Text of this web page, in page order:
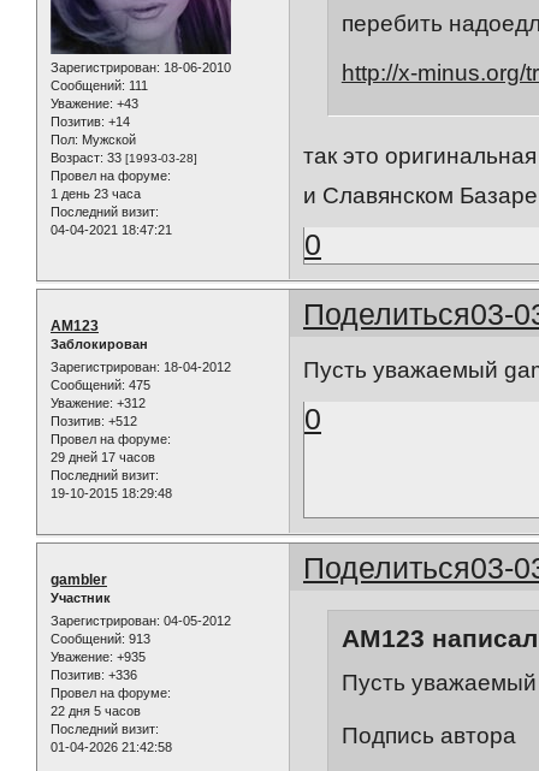
Зарегистрирован: 18-06-2010
Сообщений: 111
Уважение: +43
Позитив: +14
Пол: Мужской
Возраст: 33 [1993-03-28]
Провел на форуме:
1 день 23 часа
Последний визит:
04-04-2021 18:47:21
перебить
http://x-
так это
и Славянском
0
Поделиться03-
AM123
Заблокирован
Зарегистрирован: 18-04-2012
Сообщений: 475
Уважение: +312
Позитив: +512
Провел на форуме:
29 дней 17 часов
Последний визит:
19-10-2015 18:29:48
Пусть уважаемый
0
Поделиться03-
gambler
Участник
Зарегистрирован: 04-05-2012
Сообщений: 913
Уважение: +935
Позитив: +336
Провел на форуме:
22 дня 5 часов
Последний визит:
01-04-2026 21:42:58
AM123
Пусть
Подпись автора